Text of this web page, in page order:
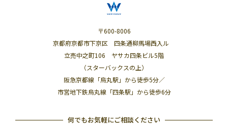
〒600-8006
京都府京都市下京区 四条通柳馬場西入ル
立売中之町106 ヤサカ四条ビル5階
（スターバックスの上）
阪急京都線「烏丸駅」から徒歩5分／
市営地下鉄烏丸線「四条駅」から徒歩6分
何でもお気軽にご相談ください